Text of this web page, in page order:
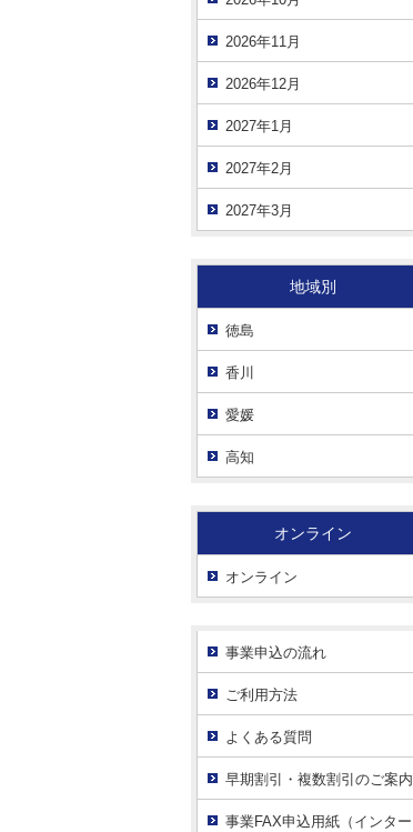
2026年11月
2026年12月
2027年1月
2027年2月
2027年3月
地域別
徳島
香川
愛媛
高知
オンライン
オンライン
事業申込の流れ
ご利用方法
よくある質問
早期割引・複数割引のご案内
事業FAX申込用紙（インター